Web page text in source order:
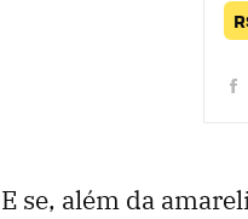
E se, além da